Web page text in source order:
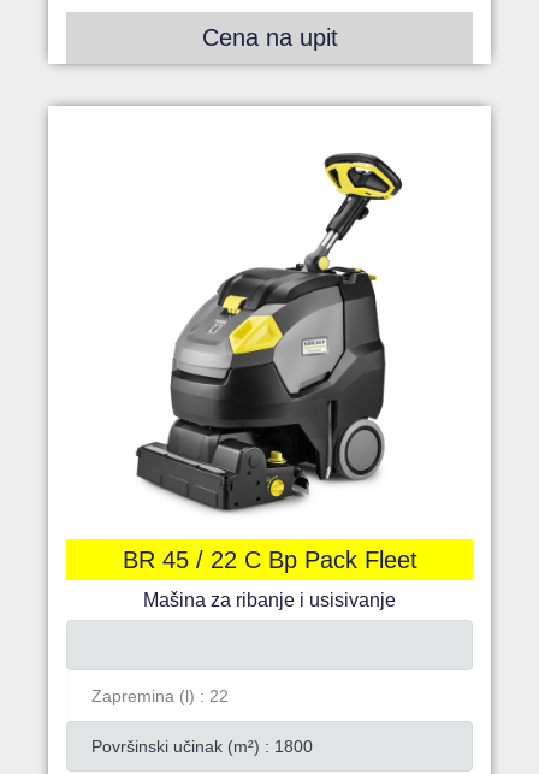
Cena na upit
BR 45 / 22 C Bp Pack Fleet
Mašina za ribanje i usisivanje
Zapremina (l) : 22
Površinski učinak (m²) : 1800